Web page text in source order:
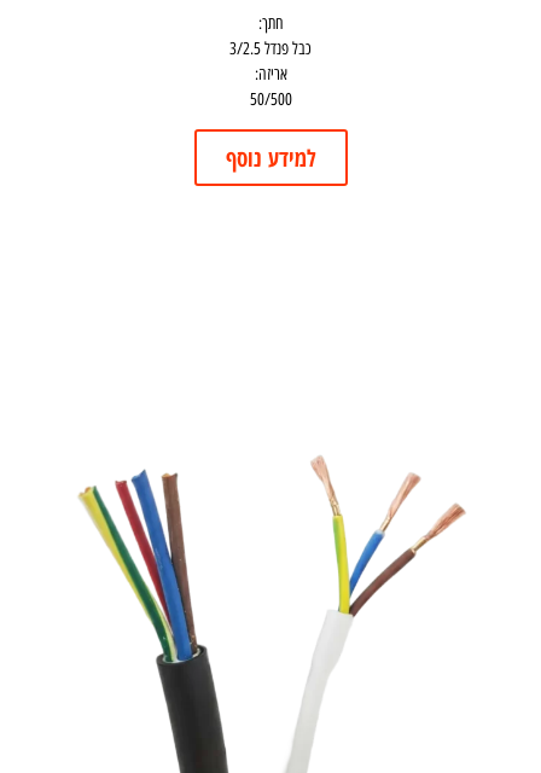
חתך:
כבל פנדל 3/2.5
אריזה:
50/500
למידע נוסף